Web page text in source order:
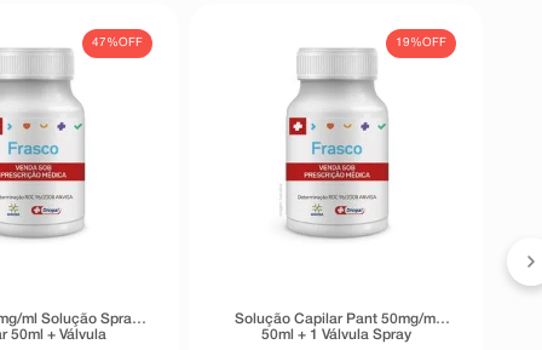
47%OFF
ml Solução Spray
50ml + Válvula
19%OFF
Solução Capilar Pant 50mg/ml
50ml + 1 Válvula Spray